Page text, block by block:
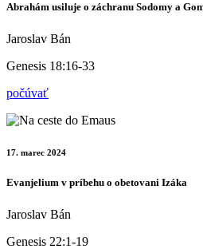
Abrahám usiluje o záchranu Sodomy a
Jaroslav Bán
Genesis 18:16-33
počúvať
17. marec 2024
Evanjelium v príbehu o obetovani Izáka
Jaroslav Bán
Genesis 22:1-19